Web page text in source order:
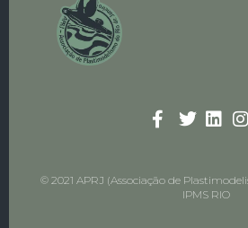
© 2021 APRJ (Associação de
IPMS RIO